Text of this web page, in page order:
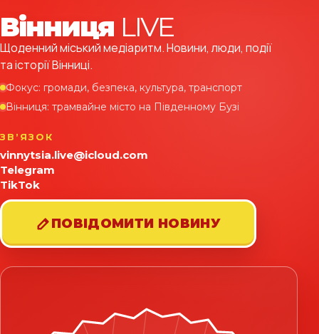
Вінниця LIVE
Щоденний міський медіаритм. Новини, люди, події
та історії Вінниці.
Фокус: громади, безпека, культура, транспорт
Вінниця: трамвайне місто на Південному Бузі
ЗВʼЯЗОК
vinnytsia.live@icloud.com
Telegram
TikTok
ПОВІДОМИТИ НОВИНУ